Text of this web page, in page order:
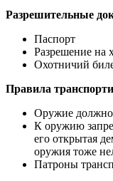
Разрешительные
Паспорт
Разрешение на
Охотничий
Правила
Оружие должно
К оружию
его открытая
оружия тоже
Патроны